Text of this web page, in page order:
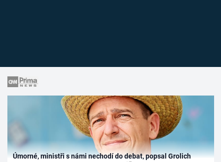
Úmorné, ministři s námi nechodí do debat, popsal Grolich